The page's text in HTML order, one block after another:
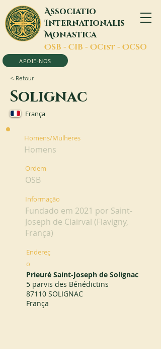
Associatio
Internationalis
Monastica
OSB - CIB - OCist - OCSO
APOIE-NOS
< Retour
Solignac
França
Homens/Mulheres
Homens
Ordem
OSB
Informação
Fundado em 2021 por Saint-
Joseph de Clairval (Flavigny,
França)
Endereç
o
Prieuré Saint-Joseph de Solignac
5 parvis des Bénédictins
87110 SOLIGNAC
França